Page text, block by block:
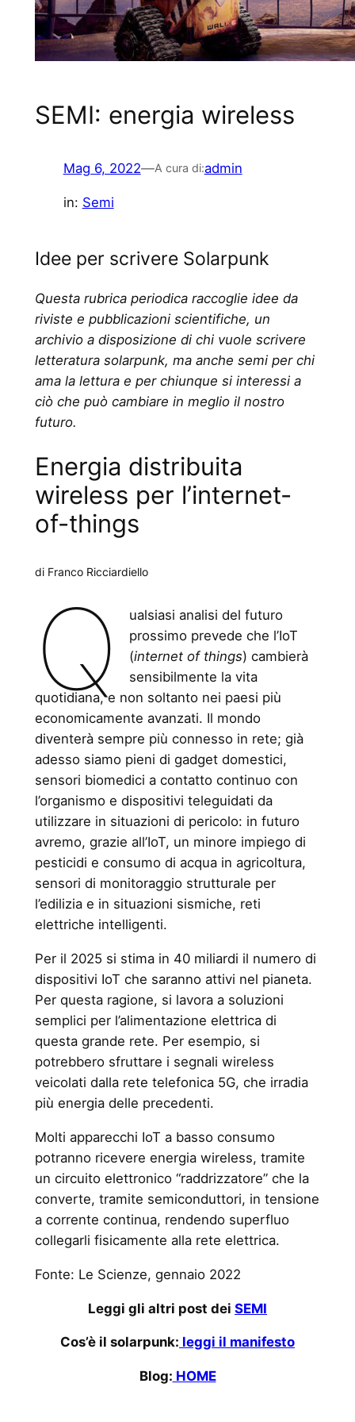
SEMI: energia wireless
Mag 6, 2022—A cura di:admin
in: Semi
Idee per scrivere Solarpunk
Questa rubrica periodica raccoglie idee da
riviste e pubblicazioni scientifiche, un
archivio a disposizione di chi vuole scrivere
letteratura solarpunk, ma anche semi per chi
ama la lettura e per chiunque si interessi a
ciò che può cambiare in meglio il nostro
futuro.
Energia distribuita
wireless per l’internet-
of-things
di Franco Ricciardiello
Q
ualsiasi analisi del futuro
prossimo prevede che l’IoT
(internet of things) cambierà
sensibilmente la vita
quotidiana, e non soltanto nei paesi più
economicamente avanzati. Il mondo
diventerà sempre più connesso in rete; già
adesso siamo pieni di gadget domestici,
sensori biomedici a contatto continuo con
l’organismo e dispositivi teleguidati da
utilizzare in situazioni di pericolo: in futuro
avremo, grazie all’IoT, un minore impiego di
pesticidi e consumo di acqua in agricoltura,
sensori di monitoraggio strutturale per
l’edilizia e in situazioni sismiche, reti
elettriche intelligenti.
Per il 2025 si stima in 40 miliardi il numero di
dispositivi IoT che saranno attivi nel pianeta.
Per questa ragione, si lavora a soluzioni
semplici per l’alimentazione elettrica di
questa grande rete. Per esempio, si
potrebbero sfruttare i segnali wireless
veicolati dalla rete telefonica 5G, che irradia
più energia delle precedenti.
Molti apparecchi IoT a basso consumo
potranno ricevere energia wireless, tramite
un circuito elettronico “raddrizzatore” che la
converte, tramite semiconduttori, in tensione
a corrente continua, rendendo superfluo
collegarli fisicamente alla rete elettrica.
Fonte: Le Scienze, gennaio 2022
Leggi gli altri post dei SEMI
Cos’è il solarpunk: leggi il manifesto
Blog: HOME